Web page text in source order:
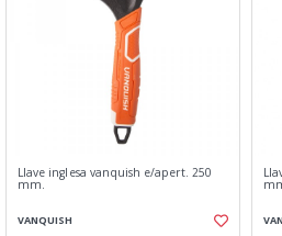
Llave inglesa vanquish e/apert. 250
mm.
VANQUISH